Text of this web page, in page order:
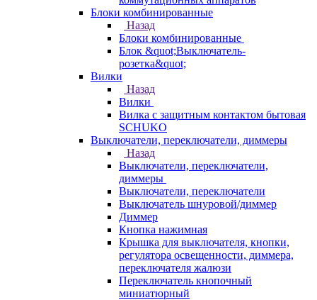
Блоки комбинированные
Назад
Блоки комбинированные
Блок &quot;Выключатель-
розетка&quot;
Вилки
Назад
Вилки
Вилка с защитным контактом бытовая
SCHUKO
Выключатели, переключатели, диммеры
Назад
Выключатели, переключатели,
диммеры
Выключатели, переключатели
Выключатель шнуровой/диммер
Диммер
Кнопка нажимная
Крышка для выключателя, кнопки,
регулятора освещенности, диммера,
переключателя жалюзи
Переключатель кнопочный
миниатюрный